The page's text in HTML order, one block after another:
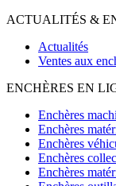
ACTUALITÉS &
Actualités
Ventes aux
ENCHÈRES EN
Enchères
Enchères
Enchères
Enchères
Enchères